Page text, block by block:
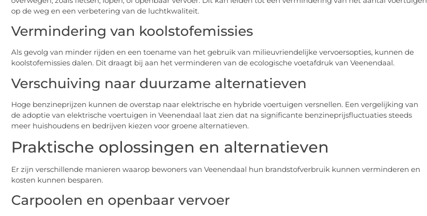
op de weg en een verbetering van de luchtkwaliteit.
Vermindering van koolstofemissies
Als gevolg van minder rijden en een toename van het gebruik van milieuvriendelijke vervoersopties, kunnen de
koolstofemissies dalen. Dit draagt bij aan het verminderen van de ecologische voetafdruk van Veenendaal.
Verschuiving naar duurzame alternatieven
Hoge benzineprijzen kunnen de overstap naar elektrische en hybride voertuigen versnellen. Een vergelijking van
de adoptie van elektrische voertuigen in Veenendaal laat zien dat na significante benzineprijsfluctuaties steeds
meer huishoudens en bedrijven kiezen voor groene alternatieven.
Praktische oplossingen en alternatieven
Er zijn verschillende manieren waarop bewoners van Veenendaal hun brandstofverbruik kunnen verminderen en
kosten kunnen besparen.
Carpoolen en openbaar vervoer